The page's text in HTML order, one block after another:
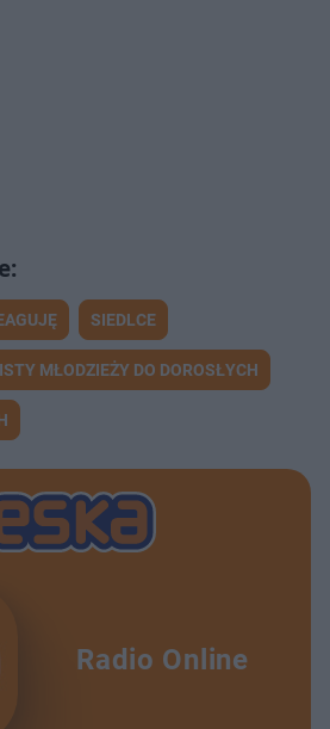
SIEDLCE
MŁODZIEŻY DO DOROSŁYCH
Radio Online